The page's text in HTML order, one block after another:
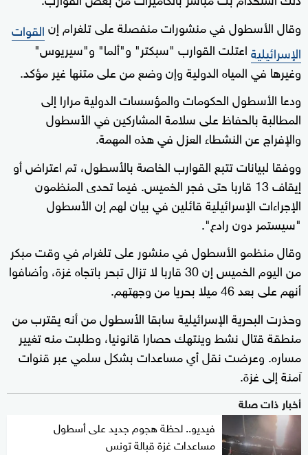
وقال الأسطول في منشورات منفصلة على تلغرام إنالقوات
الإسرائيليةاعتلت القوارب "سبكتر" و"ألما" و"سيريوس"
وغيرها في المياه الدولية وإن وضع من على متنها غير مؤكد.
ودعا الأسطول الحكومات والمؤسسات الدولية مرارا إلى
المطالبة بالحفاظ على سلامة المشاركين في الأسطول
والإفراج عن النشطاء العزل في هذه المهمة.
ووفقا لبيانات تتبع القوارب الخاصة بالأسطول، تم اعتراض أو
إيقاف 13 قاربا حتى فجر الخميس. فيما تحدى المنظمون
الإجراءات الإسرائيلية قائلين في بيان لهم إن الأسطول
"سيستمر دون رادع".
وقال منظمو الأسطول في منشور على تلغرام في وقت مبكر
من اليوم الخميس إن 30 قاربا لا تزال تبحر باتجاه غزة، وأضافوا
أنهم على بعد 46 ميلا بحريا من وجهتهم.
وحذرت البحرية الإسرائيلية سابقا الأسطول من أنه يقترب من
منطقة قتال نشط وينتهك حصارا قانونيا، وطلبت منه تغيير
مساره. وعرضت نقل أي مساعدات بشكل سلمي عبر قنوات
آمنة إلى غزة.
أخبار ذات صلة
فيديو.. لحظة هجوم جديد على أسطول
مساعدات غزة قبالة تونس